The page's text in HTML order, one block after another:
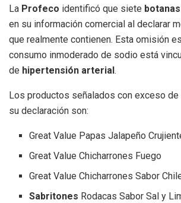
La Profeco identificó que siete botanas
en su información comercial al declarar
que realmente contienen. Esta omisión
consumo inmoderado de sodio está
de hipertensión arterial .
Los productos señalados con exceso
su declaración son:
Great Value Papas Jalapeño
Great Value Chicharrones Fuego
Great Value Chicharrones Sabor
Sabritones Rodacas Sabor Sal y